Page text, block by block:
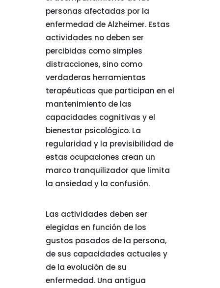
personas afectadas por la
enfermedad de Alzheimer. Estas
actividades no deben ser
percibidas como simples
distracciones, sino como
verdaderas herramientas
terapéuticas que participan en el
mantenimiento de las
capacidades cognitivas y el
bienestar psicológico. La
regularidad y la previsibilidad de
estas ocupaciones crean un
marco tranquilizador que limita
la ansiedad y la confusión.
Las actividades deben ser
elegidas en función de los
gustos pasados de la persona,
de sus capacidades actuales y
de la evolución de su
enfermedad. Una antigua